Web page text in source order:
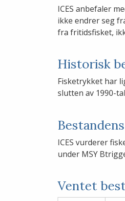
ICES anbefaler
ikke endrer seg
fra fritidsfisket,
Historisk
Fisketrykket har
slutten av 1990-
ICES vurderer
under MSY
Ventet